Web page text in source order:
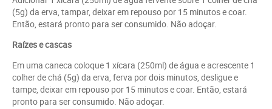
(5g) da erva, tampar, deixar em repouso por 15 minutos e coar.
Então, estará pronto para ser consumido. Não adoçar.
Raízes e cascas
Em uma caneca coloque 1 xícara (250ml) de água e acrescente 1
colher de chá (5g) da erva, ferva por dois minutos, desligue e
tampe, deixar em repouso por 15 minutos e coar. Então, estará
pronto para ser consumido. Não adoçar.